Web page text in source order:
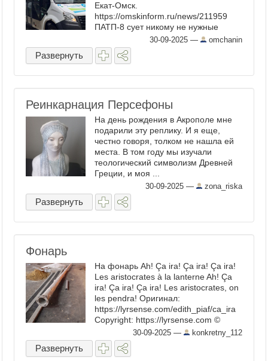
Екат-Омск.
https://omskinform.ru/news/211959
ПАТП-8 сует никому не нужные
фадинские газели везде, где можно.
Теперь их передали АОТК бригады
ремонтные возить ...
30-09-2025 — omchanin
Развернуть
Реинкарнация Персефоны
На день рождения в Акрополе мне
подарили эту реплику. И я еще,
честно говоря, толком не нашла ей
места. В том году мы изучали
теологический символизм Древней
Греции, и моя ...
30-09-2025 — zona_riska
Развернуть
Фонарь
На фонарь Ah! Ça ira! Ça ira! Ça ira!
Les aristocrates à la lanterne Ah! Ça
ira! Ça ira! Ça ira! Les aristocrates, on
les pendra! Оригинал:
https://lyrsense.com/edith_piaf/ca_ira
Copyright: https://lyrsense.com ©
Экстремизм, конечно. Ну дак это не
наш российский экстремизм, а ...
30-09-2025 — konkretny_112
Развернуть